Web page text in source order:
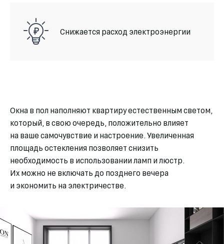
Снижается расход электроэнергии
Окна в пол наполняют квартиру естественным светом,
который, в свою очередь, положительно влияет
на ваше самочувствие и настроение. Увеличенная
площадь остекления позволяет снизить
необходимость в использовании ламп и люстр.
Их можно не включать до позднего вечера
и экономить на электричестве.